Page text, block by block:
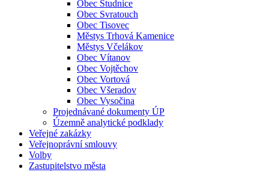
Obec Studnice
Obec Svratouch
Obec Tisovec
Městys Trhová Kamenice
Městys Včelákov
Obec Vítanov
Obec Vojtěchov
Obec Vortová
Obec Všeradov
Obec Vysočina
Projednávané dokumenty ÚP
Územně analytické podklady
Veřejné zakázky
Veřejnoprávní smlouvy
Volby
Zastupitelstvo města